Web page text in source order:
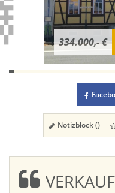
334.000,- €
Notizblock ()